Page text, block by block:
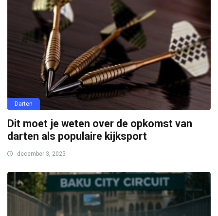
Darten
Dit moet je weten over de opkomst van
darten als populaire kijksport
december 3, 2025